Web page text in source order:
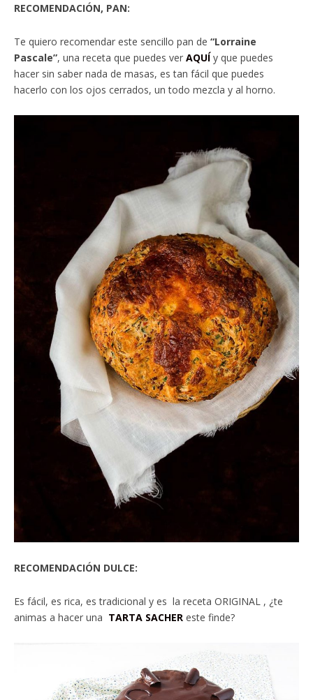
RECOMENDACIÓN, PAN:
Te quiero recomendar este sencillo pan de “Lorraine
Pascale”, una receta que puedes ver AQUÍy que puedes
hacer sin saber nada de masas, es tan fácil que puedes
hacerlo con los ojos cerrados, un todo mezcla y al horno.
RECOMENDACIÓN DULCE:
Es fácil, es rica, es tradicional y es la receta ORIGINAL , ¿te
animas a hacer una TARTA SACHER este finde?